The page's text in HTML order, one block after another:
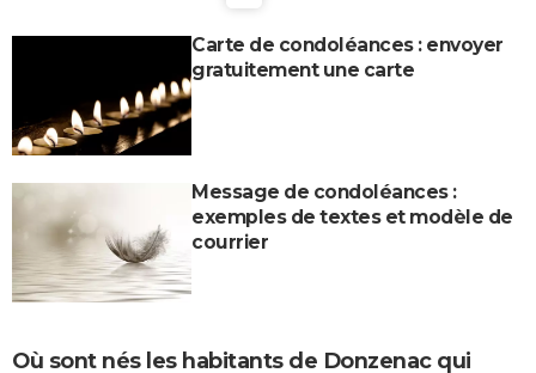
Carte de condoléances : envoyer
gratuitement une carte
Message de condoléances :
exemples de textes et modèle de
courrier
Où sont nés les habitants de Donzenac qui